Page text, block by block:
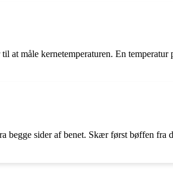
at måle kernetemperaturen. En
sider af benet. Skær først bøffen fra